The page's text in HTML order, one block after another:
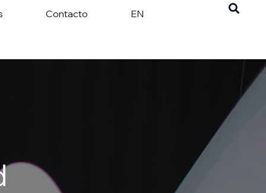
Contacto EN